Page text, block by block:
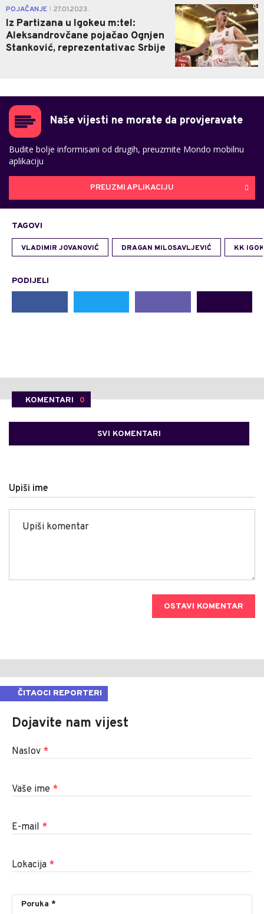
POJAČANJE 27.01.2023.
Iz Partizana u Igokeu m:tel:
Aleksandrovčane pojačao Ognjen
Stanković, reprezentativac Srbije
0
Naše vijesti ne morate da provjeravate
Budite bolje informisani od drugih, preuzmite Mondo mobilnu
aplikaciju
PREUZMI APLIKACIJU
TAGOVI
VLADIMIR JOVANOVIĆ DRAGAN MILOSAVLJEVIĆ KK
PODIJELI
KOMENTARI 0
SVI KOMENTARI
Upiši ime
OSTAVI KOMENTAR
ČITAOCI REPORTERI
Dojavite nam vijest
Naslov *
Vaše ime *
E-mail *
Lokacija *